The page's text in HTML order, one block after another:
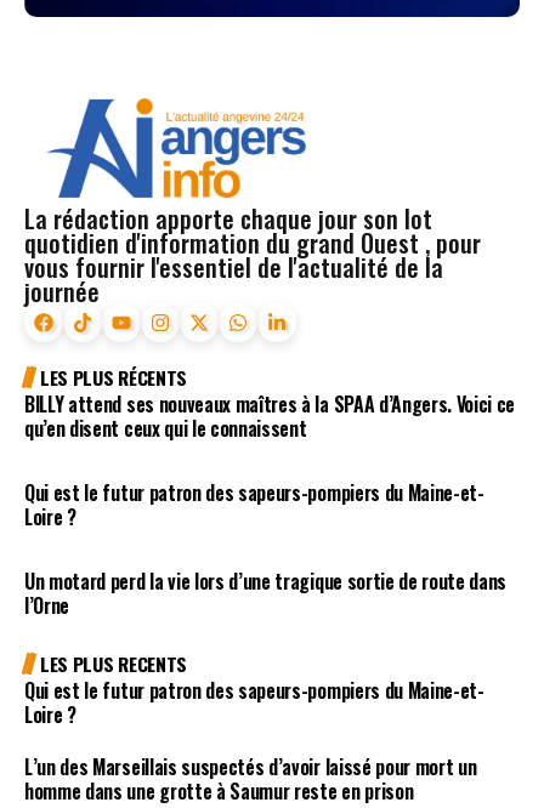
La rédaction apporte chaque jour son lot
quotidien d'information du grand Ouest , pour
vous fournir l'essentiel de l'actualité de la
journée
LES PLUS RÉCENTS
BILLY attend ses nouveaux maîtres à la SPAA d’Angers. Voici ce
qu’en disent ceux qui le connaissent
Qui est le futur patron des sapeurs-pompiers du Maine-et-
Loire ?
Un motard perd la vie lors d’une tragique sortie de route dans
l’Orne
LES PLUS RECENTS
Qui est le futur patron des sapeurs-pompiers du Maine-et-
Loire ?
L’un des Marseillais suspectés d’avoir laissé pour mort un
homme dans une grotte à Saumur reste en prison